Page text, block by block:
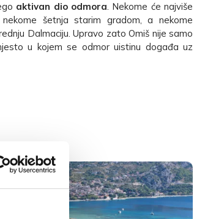
aktivan dio odmora. Nekome će najviše
šetnja starim gradom, a nekome
Dalmaciju. Upravo zato Omiš nije samo
u kojem se odmor uistinu događa uz